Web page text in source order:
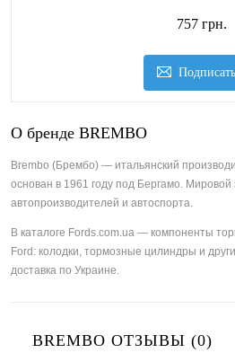
757 грн.
О бренде BREMBO
Brembo (Брембо) — итальянский
основан в 1961 году под Бергамо.
автопроизводителей и автоспорта.
В каталоге Fords.com.ua — компоненты
Ford: колодки, тормозные цилиндры и
доставка по Украине.
BREMBO ОТЗЫВЫ (0)